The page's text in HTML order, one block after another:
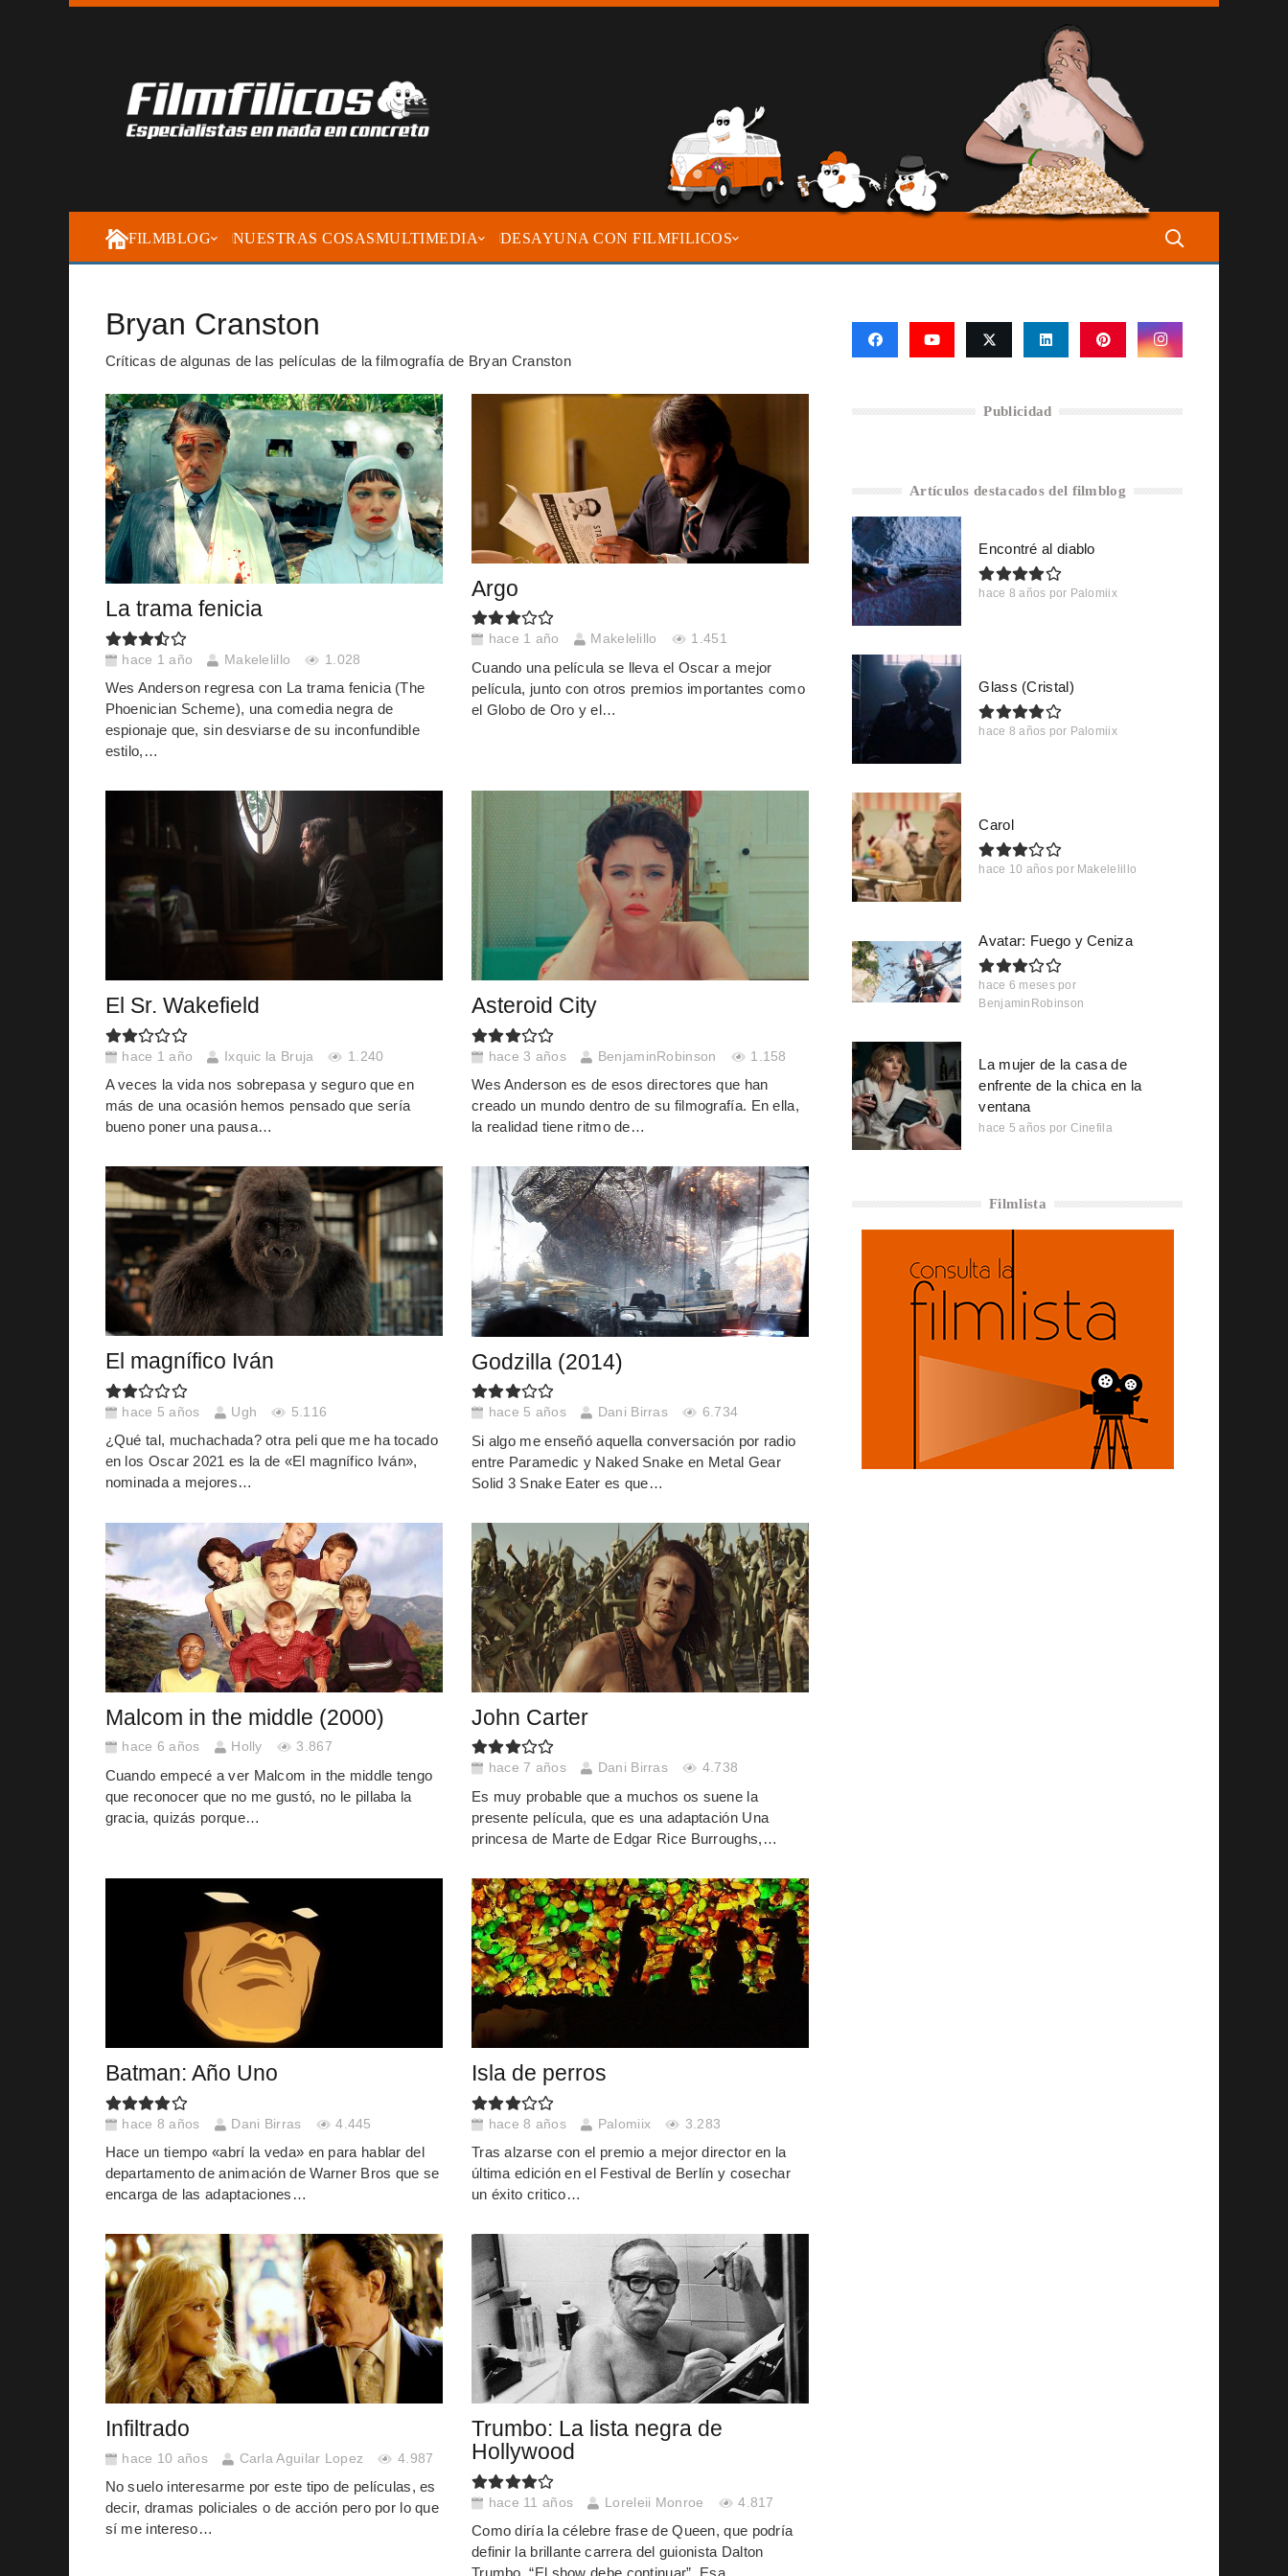
FILMBLOG NUESTRAS COSASMULTIMEDIA DESAYUNA CON FILMFILICOS
Bryan Cranston
Críticas de algunas de las películas de la filmografía de Bryan Cranston
La trama fenicia
hace 1 año Makelelillo 1.028
Wes Anderson regresa con La trama fenicia (The
Phoenician Scheme), una comedia negra de
espionaje que, sin desviarse de su inconfundible
estilo,…
Argo
hace 1 año Makelelillo 1.451
Cuando una película se lleva el Oscar a mejor
película, junto con otros premios importantes como
el Globo de Oro y el…
El Sr. Wakefield
hace 1 año Ixquic la Bruja 1.240
A veces la vida nos sobrepasa y seguro que en
más de una ocasión hemos pensado que sería
bueno poner una pausa…
Asteroid City
hace 3 años BenjaminRobinson 1.158
Wes Anderson es de esos directores que han
creado un mundo dentro de su filmografía. En ella,
la realidad tiene ritmo de…
El magnífico Iván
hace 5 años Ugh 5.116
¿Qué tal, muchachada? otra peli que me ha tocado
en los Oscar 2021 es la de «El magnífico Iván»,
nominada a mejores…
Godzilla (2014)
hace 5 años Dani Birras 6.734
Si algo me enseñó aquella conversación por radio
entre Paramedic y Naked Snake en Metal Gear
Solid 3 Snake Eater es que…
Malcom in the middle (2000)
hace 6 años Holly 3.867
Cuando empecé a ver Malcom in the middle tengo
que reconocer que no me gustó, no le pillaba la
gracia, quizás porque…
John Carter
hace 7 años Dani Birras 4.738
Es muy probable que a muchos os suene la
presente película, que es una adaptación Una
princesa de Marte de Edgar Rice Burroughs,…
Batman: Año Uno
hace 8 años Dani Birras 4.445
Hace un tiempo «abrí la veda» en para hablar del
departamento de animación de Warner Bros que se
encarga de las adaptaciones…
Isla de perros
hace 8 años Palomiix 3.283
Tras alzarse con el premio a mejor director en la
última edición en el Festival de Berlín y cosechar
un éxito critico…
Infiltrado
hace 10 años Carla Aguilar Lopez 4.987
No suelo interesarme por este tipo de películas, es
decir, dramas policiales o de acción pero por lo que
sí me intereso…
Trumbo: La lista negra de
Hollywood
hace 11 años Loreleii Monroe 4.817
Como diría la célebre frase de Queen, que podría
definir la brillante carrera del guionista Dalton
Publicidad
Artículos destacados del filmblog
Encontré al diablo
hace 8 años por Palomiix
Glass (Cristal)
hace 8 años por Palomiix
Carol
hace 10 años por Makelelillo
Avatar: Fuego y Ceniza
hace 6 meses por
BenjaminRobinson
La mujer de la casa de
enfrente de la chica en la
ventana
hace 5 años por Cinefila
Filmlista